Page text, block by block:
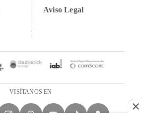
Aviso Legal
VISÍTANOS EN